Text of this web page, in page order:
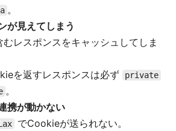
。
が見えてしまう
レスポンスをキャッシュしてしま
を返すレスポンスは必ず
private
。
携が動かない
でCookieが送られない。